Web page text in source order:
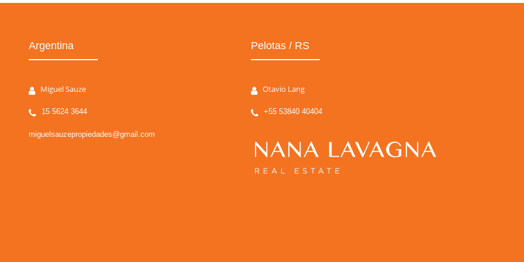
Argentina
Miguel Sauze
15 5624 3644
miguelsauzepropiedades@gmail.com
Pelotas / RS
Otavio Lang
+55 53840 40404